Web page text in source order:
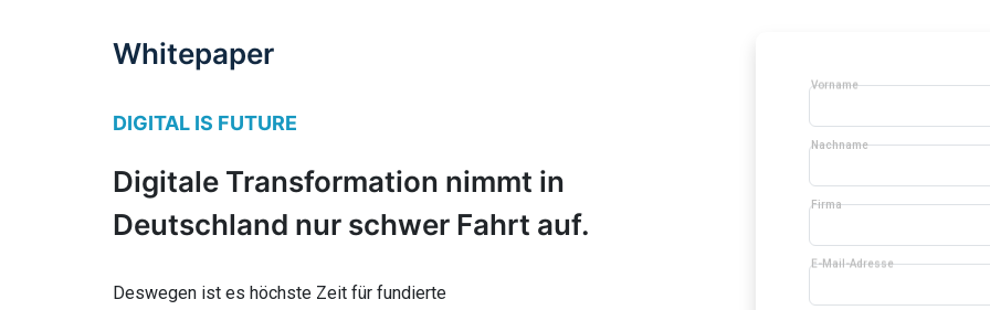
Whitepaper
DIGITAL IS FUTURE
Digitale Transformation nimmt in
Deutschland nur schwer Fahrt auf.
Deswegen ist es höchste Zeit für fundierte
Vorname
Nachname
Firma
E-Mail-Adresse